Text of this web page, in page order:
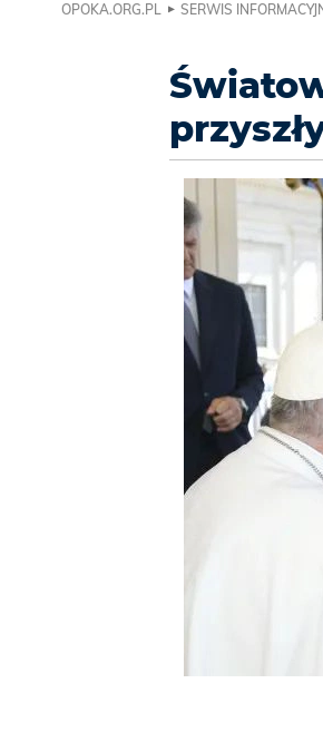
OPOKA.ORG.PL SERWIS